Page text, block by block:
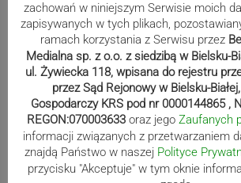
Sport
Mistrzowie świata z
ZDJĘCIA
zachowań w niniejszym Serwisie moich
zapisywanych w tych plikach,
ramach korzystania z Serwisu przez
Medialna sp. z o.o. z siedzibą w Bielsku-
ul. Żywiecka 118, wpisana do rejestru
przez Sąd Rejonowy w Bielsku-
Gospodarczy KRS pod nr 0000144865 ,
REGON:070003633 oraz jego Zaufanych
informacji związanych z przetwarzaniem
znajdą Państwo w naszej Polityce
przycisku "Akceptuje" w tym oknie